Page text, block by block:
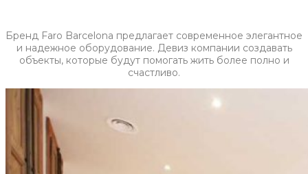
Бренд Faro Barcelona предлагает современное элегантное
и надежное оборудование. Девиз компании создавать
объекты, которые будут помогать жить более полно и
счастливо.